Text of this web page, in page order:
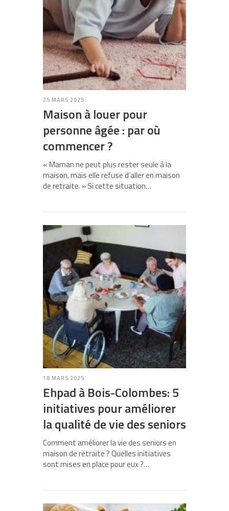
25 MARS 2025
Maison à louer pour
personne âgée : par où
commencer ?
« Maman ne peut plus rester seule à la
maison, mais elle refuse d’aller en maison
de retraite. » Si cette situation…
18 MARS 2025
Ehpad à Bois-Colombes: 5
initiatives pour améliorer
la qualité de vie des seniors
Comment améliorer la vie des seniors en
maison de retraite ? Quelles initiatives
sont mises en place pour eux ?…